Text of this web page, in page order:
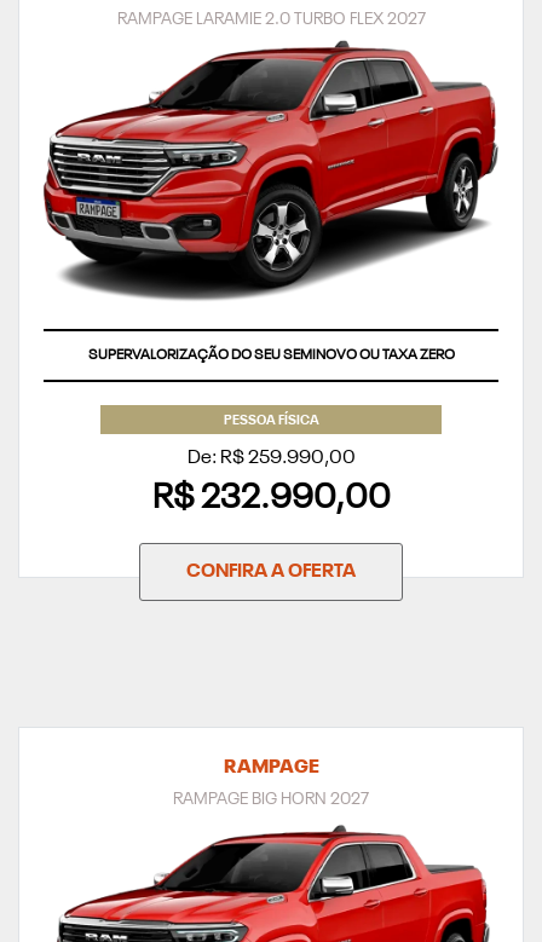
RAMPAGE LARAMIE 2.0 TURBO FLEX 2027
SUPERVALORIZAÇÃO DO SEU SEMINOVO OU TAXA ZERO
PESSOA FÍSICA
De: R$ 259.990,00
R$ 232.990,00
CONFIRA A OFERTA
RAMPAGE
RAMPAGE BIG HORN 2027